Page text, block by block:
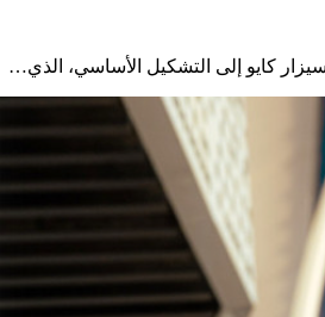
كايو إلى التشكيل الأساسي، الذي…